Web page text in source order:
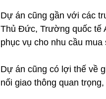
Dự án cũng gần với các
Thủ Đức, Trường quốc tế
phục vụ cho nhu cầu
Dự án cũng có lợi thế về
nối giao thông quan